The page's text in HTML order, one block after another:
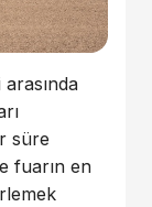
süre
fuarın en